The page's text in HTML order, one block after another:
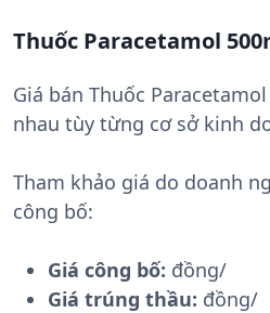
Thuốc Paracetamol
Giá bán Thuốc
nhau tùy từng cơ sở kinh
Tham khảo giá do doanh
công bố:
Giá công bố: đồng/
Giá trúng thầu: đồng/